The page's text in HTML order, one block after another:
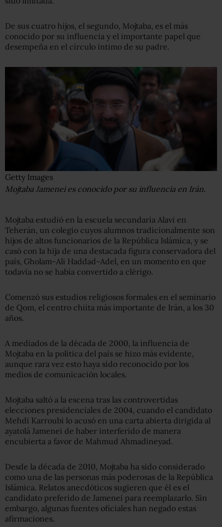
De sus cuatro hijos, el segundo, Mojtaba, es el más
conocido por su influencia y el importante papel que
desempeña en el círculo íntimo de su padre.
Getty Images
Mojtaba Jamenei es conocido por su influencia en Irán.
Mojtaba estudió en la escuela secundaria Alavi en
Teherán, un colegio cuyos alumnos tradicionalmente son
hijos de altos funcionarios de la República Islámica, y se
casó con la hija de una destacada figura conservadora del
país, Gholam-Ali Haddad-Adel, en un momento en que
todavía no se había convertido a clérigo.
Comenzó sus estudios religiosos formales en el seminario
de Qom, el centro chiita más importante de Irán, a los 30
años.
A mediados de la década de 2000, la influencia de
Mojtaba en la política del país se hizo más evidente,
aunque rara vez esto haya sido reconocido por los
medios de comunicación locales.
Mojtaba saltó a la escena tras las controvertidas
elecciones presidenciales de 2004, cuando el candidato
Mehdi Karroubi lo acusó en una carta abierta dirigida al
ayatolá Jamenei de haber interferido de manera
encubierta a favor de Mahmud Ahmadineyad.
Desde la década de 2010, Mojtaba ha sido considerado
como una de las personas más poderosas de la República
Islámica. Relatos anecdóticos sugieren que él es el
candidato preferido de Jameneí para reemplazarlo. Sin
embargo, algunas fuentes oficiales han negado estas
afirmaciones.